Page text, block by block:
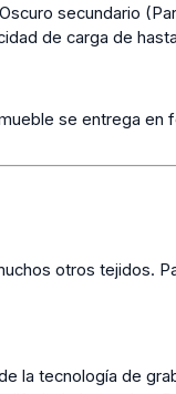
secundario
de carga de
se entrega
otros tejidos.
la tecnología de